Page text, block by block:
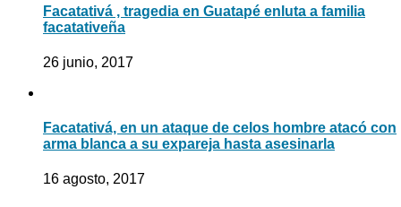
Facatativá , tragedia en Guatapé enluta a familia
facatativeña
26 junio, 2017
Facatativá, en un ataque de celos hombre atacó con
arma blanca a su expareja hasta asesinarla
16 agosto, 2017